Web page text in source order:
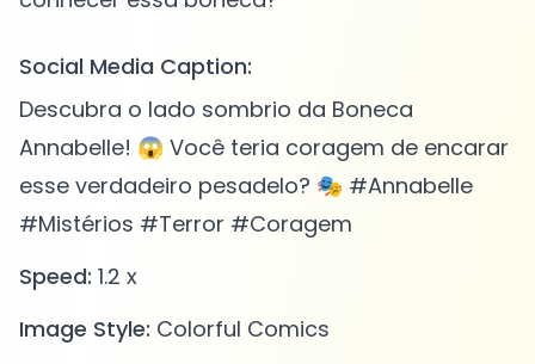
Social Media Caption:
Descubra o lado sombrio da Boneca
Annabelle! 😱 Você teria coragem de encarar
esse verdadeiro pesadelo? 🎭 #Annabelle
#Mistérios #Terror #Coragem
Speed: 1.2 x
Image Style: Colorful Comics